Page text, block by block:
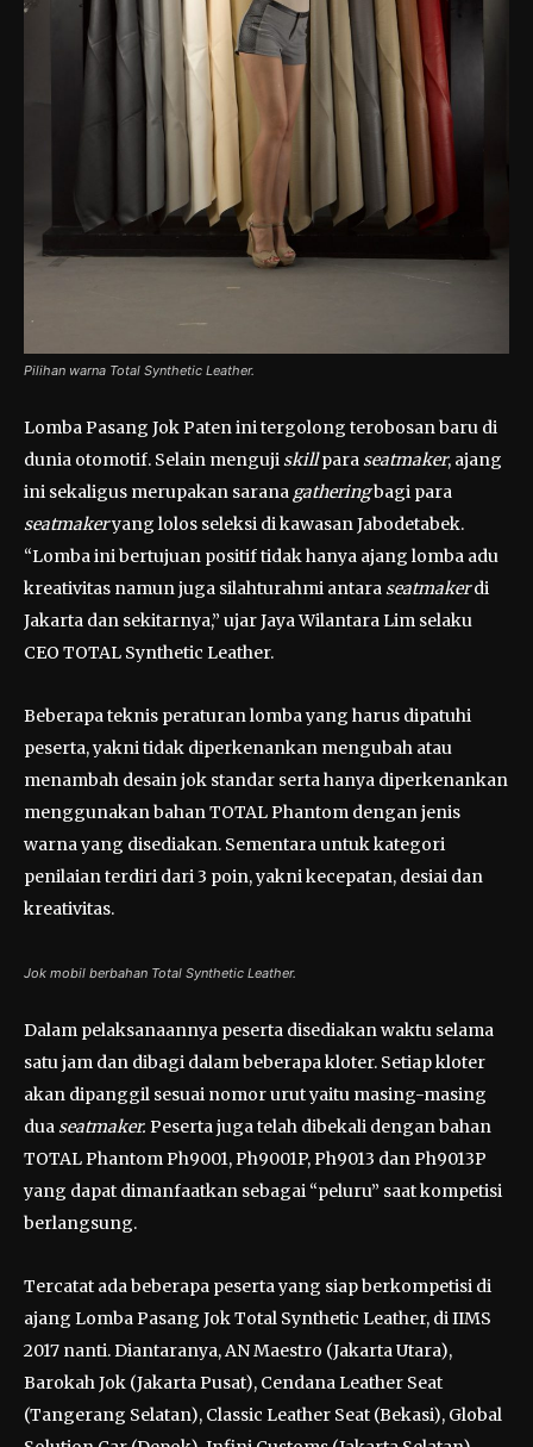
Pilihan warna Total Synthetic Leather.
Lomba Pasang Jok Paten ini tergolong terobosan baru di
dunia otomotif. Selain mengujiskillparaseatmaker, ajang
ini sekaligus merupakan sarana gatheringbagi para
seatmakeryang lolos seleksi di kawasan Jabodetabek.
“Lomba ini bertujuan positif tidak hanya ajang lomba adu
kreativitas namun juga silahturahmi antaraseatmakerdi
Jakarta dan sekitarnya,” ujar Jaya Wilantara Lim selaku
CEO TOTAL Synthetic Leather.
Beberapa teknis peraturan lomba yang harus dipatuhi
peserta, yakni tidak diperkenankan mengubah atau
menambah desain jok standar serta hanya diperkenankan
menggunakan bahan TOTAL Phantom dengan jenis
warna yang disediakan. Sementara untuk kategori
penilaian terdiri dari 3 poin, yakni kecepatan, desiai dan
kreativitas.
Jok mobil berbahan Total Synthetic Leather.
Dalam pelaksanaannya peserta disediakan waktu selama
satu jam dan dibagi dalam beberapa kloter. Setiap kloter
akan dipanggil sesuai nomor urut yaitu masing-masing
duaseatmaker. Peserta juga telah dibekali dengan bahan
TOTAL Phantom Ph9001, Ph9001P, Ph9013 dan Ph9013P
yang dapat dimanfaatkan sebagai “peluru” saat kompetisi
berlangsung.
Tercatat ada beberapa peserta yang siap berkompetisi di
ajang Lomba Pasang Jok Total Synthetic Leather, di IIMS
2017 nanti. Diantaranya, AN Maestro (Jakarta Utara),
Barokah Jok (Jakarta Pusat), Cendana Leather Seat
(Tangerang Selatan), Classic Leather Seat (Bekasi), Global